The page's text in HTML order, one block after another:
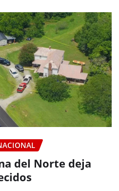
del Norte deja